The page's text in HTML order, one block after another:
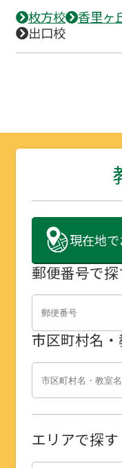
枚方校 香里ヶ
出口校
現在地で
郵便番号で探
市区町村名
エリアで探す